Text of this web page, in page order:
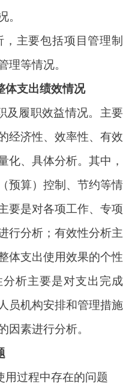
。
主要包括项目管理制
理等情况。
体支出绩效情况
及履职效益情况。主要
经济性、效率性、有效
化、具体分析。其中，
预算）控制、节约等情
要是对各项工作、专项
行分析；有效性分析主
体支出使用效果的个性
析主要是对支出完成
员机构安排和管理措施
因素进行分析。
用过程中存在的问题